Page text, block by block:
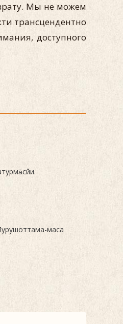
Мы не можем
трансцендентно
доступного
маса